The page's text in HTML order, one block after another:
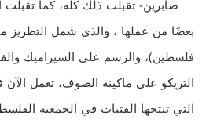
صابرين- تقبلت ذلك كله، كما تقبلت
بعضًا من عملها ، والذي شمل التطريز
فلسطين)، والرسم على السيراميك
التريكو على ماكينة الصوف، تعمل
التي تنتجها الفتيات في الجمعية